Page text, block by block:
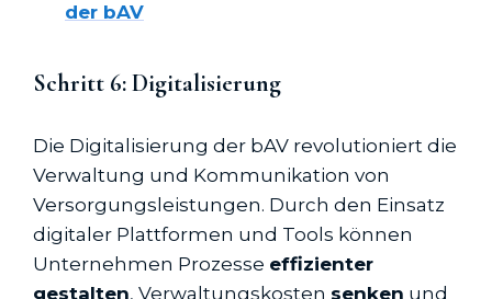
der bAV
Schritt 6: Digitalisierung
Die Digitalisierung der bAV revolutioniert die
Verwaltung und Kommunikation von
Versorgungsleistungen. Durch den Einsatz
digitaler Plattformen und Tools können
Unternehmen Prozesse effizienter
gestalten, Verwaltungskosten senken und